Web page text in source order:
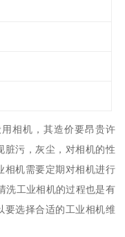
相机，其造价要昂贵许
脏污，灰尘，对相机的性
相机需要定期对相机进行
洗工业相机的过程也是有
要选择合适的工业相机维